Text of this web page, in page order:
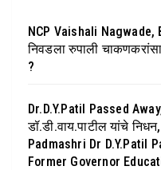
NCP Vaishali Nagwade,
निवडला रुपाली
?
Dr.D.Y.Patil Passed
डॉ.डी.वाय.पाटील यांचे
Padmashri Dr D.Y.Patil
Former Governor